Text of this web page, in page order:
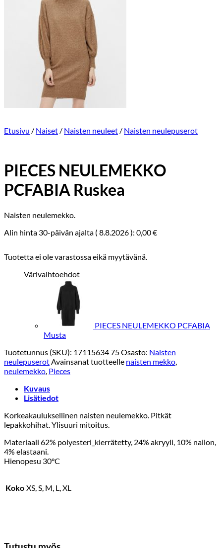
Etusivu / Naiset / Naisten neuleet / Naisten neulepuserot
PIECES NEULEMEKKO
PCFABIA Ruskea
Naisten neulemekko.
Alin hinta 30-päivän ajalta ( 8.8.2026): 0,00€
Tuotetta ei ole varastossa eikä myytävänä.
Värivaihtoehdot
PIECES NEULEMEKKO PCFABIA
Musta
Tuotetunnus (SKU): 17115634 75Osasto: Naisten
neulepuserotAvainsanat tuotteelle naisten mekko,
neulemekko, Pieces
Kuvaus
Lisätiedot
Korkeakauluksellinen naisten neulemekko. Pitkät
lepakkohihat. Ylisuuri mitoitus.
Materiaali 62% polyesteri_kierrätetty, 24% akryyli, 10% nailon,
4% elastaani.
Hienopesu 30°C
Koko XS, S, M, L, XL